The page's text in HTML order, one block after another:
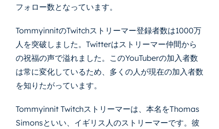
フォロー数となっています。
TommyinnitのTwitchストリーマー登録者数は1000万
人を突破しました。Twitterはストリーマー仲間から
の祝福の声で溢れました。このYouTuberの加入者数
は常に変化しているため、多くの人が現在の加入者数
を知りたがっています。
Tommyinnit Twitchストリーマーは、本名をThomas
Simonsといい、イギリス人のストリーマーです。彼